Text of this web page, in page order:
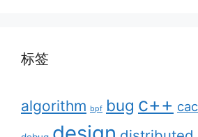
标签
algorithm bpf bug c++